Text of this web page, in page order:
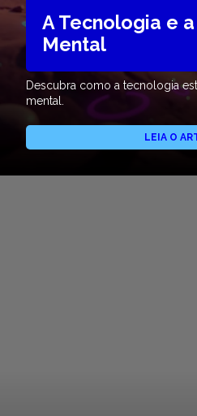
A Tecnologia e
Mental
Descubra como a tecnologia
mental.
LEIA O